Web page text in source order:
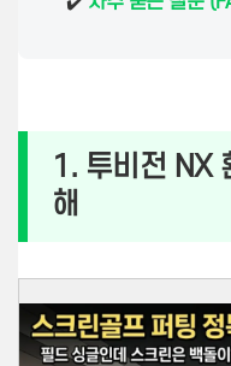
1. 투비전 NX
해